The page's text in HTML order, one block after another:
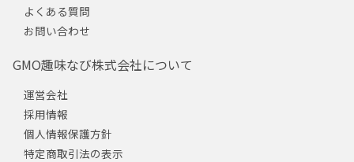
よくある質問
お問い合わせ
GMO趣味なび株式会社について
運営会社
採用情報
個人情報保護方針
特定商取引法の表示